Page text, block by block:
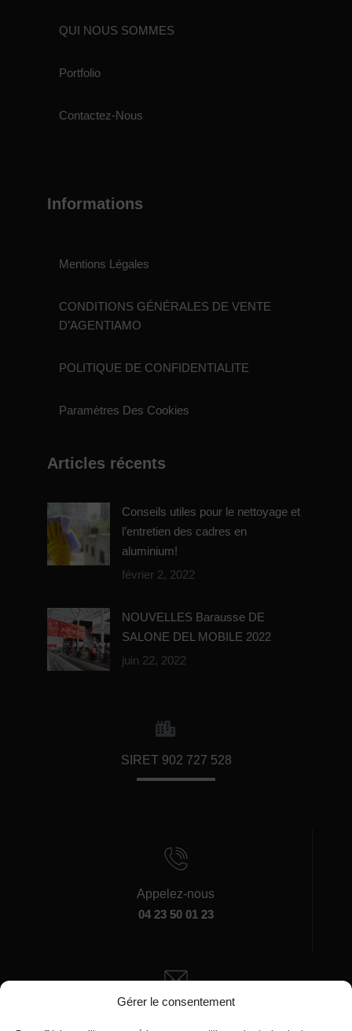
Gérer le consentement
QUI NOUS SOMMES
Portfolio
Contactez-Nous
Informations
Mentions Légales
CONDITIONS GÉNÉRALES DE VENTE
D’AGENTIAMO
POLITIQUE DE CONFIDENTIALITE
Paramètres Des Cookies
Articles récents
Conseils utiles pour le nettoyage et
l’entretien des cadres en
aluminium!
février 2, 2022
NOUVELLES Barausse DE
SALONE DEL MOBILE 2022
juin 22, 2022
SIRET 902 727 528
Appelez-nous
04 23 50 01 23